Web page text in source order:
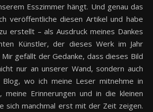
Esszimmer hängt. Und genau das
veröffentliche diesen Artikel und habe
erstellt – als Ausdruck meines Dankes
Künstler, der dieses Werk im Jahr
gefällt der Gedanke, dass dieses Bild
nur an unserer Wand, sondern auch
wo ich meine Leser mitnehme in
meine Erinnerungen und in die kleinen
sich manchmal erst mit der Zeit zeigen.